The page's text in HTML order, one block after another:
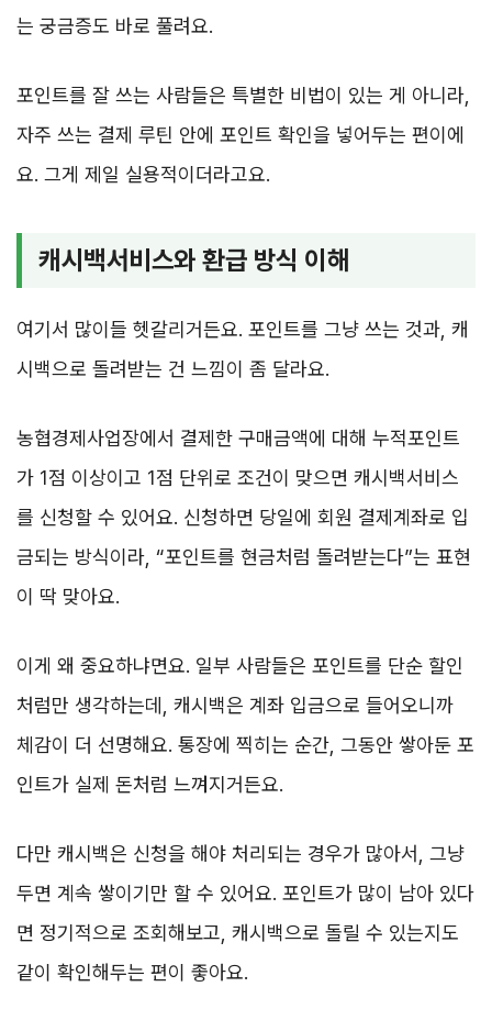
는 궁금증도 바로 풀려요.
포인트를 잘 쓰는 사람들은 특별한 비법이 있는 게 아니라,
자주 쓰는 결제 루틴 안에 포인트 확인을 넣어두는 편이에
요. 그게 제일 실용적이더라고요.
캐시백서비스와 환급 방식 이해
여기서 많이들 헷갈리거든요. 포인트를 그냥 쓰는 것과, 캐
시백으로 돌려받는 건 느낌이 좀 달라요.
농협경제사업장에서 결제한 구매금액에 대해 누적포인트
가 1점 이상이고 1점 단위로 조건이 맞으면 캐시백서비스
를 신청할 수 있어요. 신청하면 당일에 회원 결제계좌로 입
금되는 방식이라, “포인트를 현금처럼 돌려받는다”는 표현
이 딱 맞아요.
이게 왜 중요하냐면요. 일부 사람들은 포인트를 단순 할인
처럼만 생각하는데, 캐시백은 계좌 입금으로 들어오니까
체감이 더 선명해요. 통장에 찍히는 순간, 그동안 쌓아둔 포
인트가 실제 돈처럼 느껴지거든요.
다만 캐시백은 신청을 해야 처리되는 경우가 많아서, 그냥
두면 계속 쌓이기만 할 수 있어요. 포인트가 많이 남아 있다
면 정기적으로 조회해보고, 캐시백으로 돌릴 수 있는지도
같이 확인해두는 편이 좋아요.